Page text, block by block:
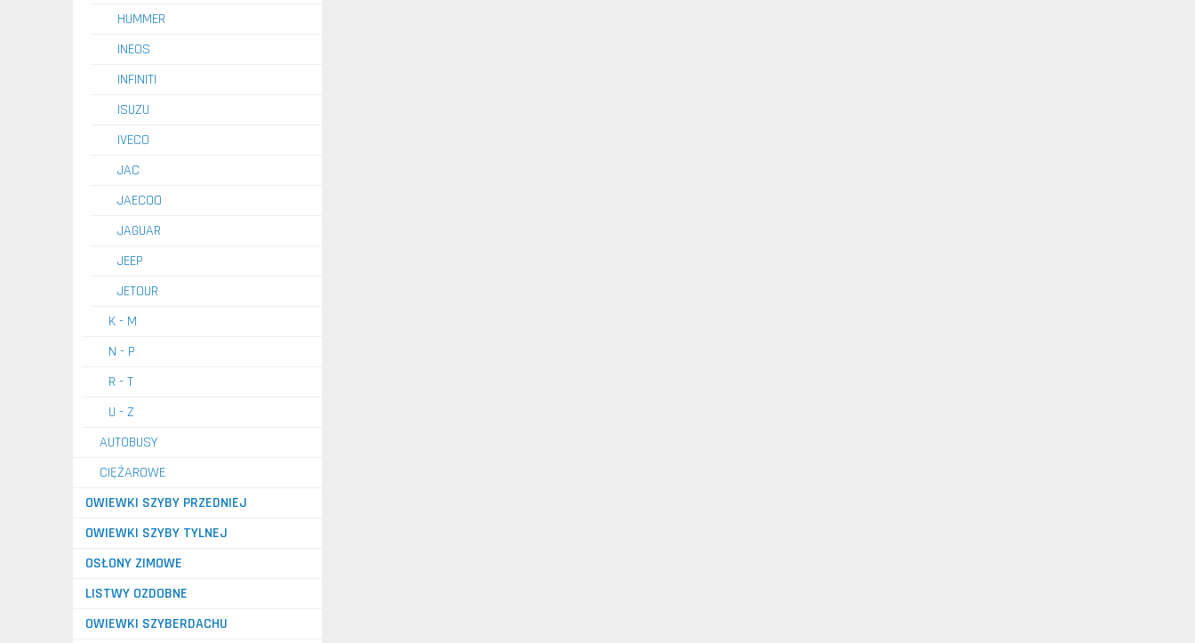
HUMMER
INEOS
INFINITI
ISUZU
IVECO
JAC
JAECOO
JAGUAR
JEEP
JETOUR
K - M
N - P
R - T
U - Z
AUTOBUSY
CIĘŻAROWE
OWIEWKI SZYBY PRZEDNIEJ
OWIEWKI SZYBY TYLNEJ
OSŁONY ZIMOWE
LISTWY OZDOBNE
OWIEWKI SZYBERDACHU